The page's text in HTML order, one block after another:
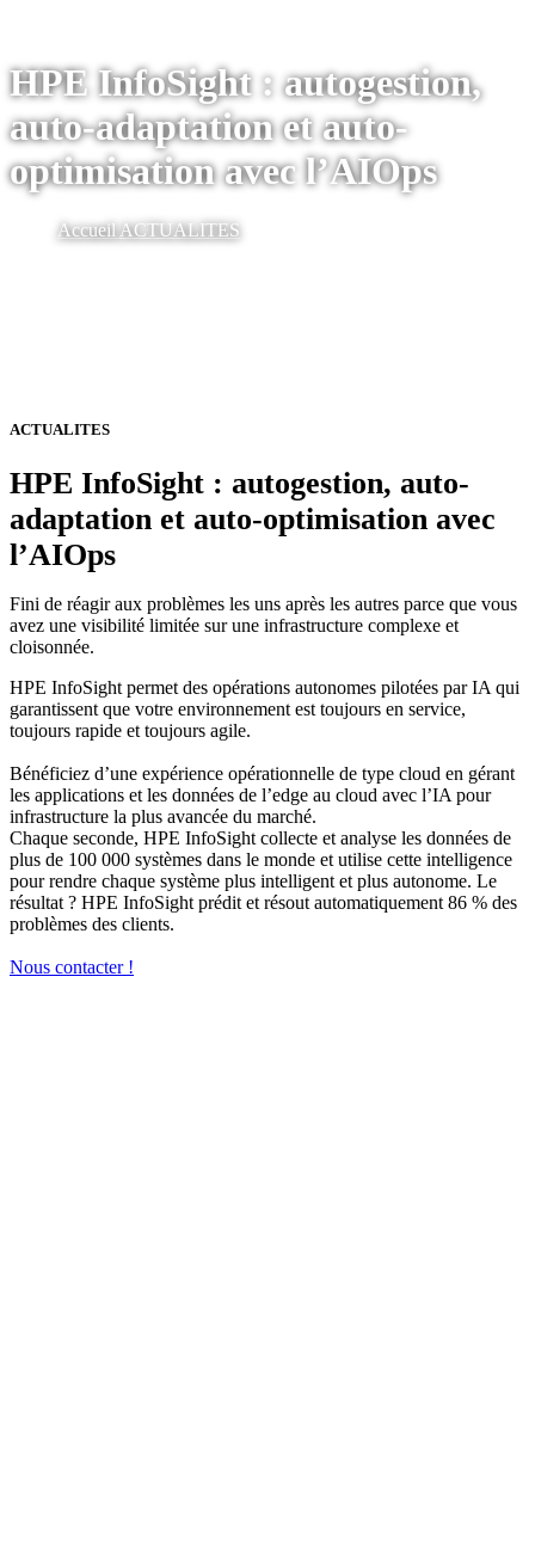
HPE InfoSight : autogestion,
auto-adaptation et auto-
optimisation avec l’AIOps
AccueilACTUALITES
ACTUALITES
HPE InfoSight : autogestion, auto-
adaptation et auto-optimisation avec
l’AIOps
Fini de réagir aux problèmes les uns après les autres parce que vous
avez une visibilité limitée sur une infrastructure complexe et
cloisonnée.
HPE InfoSight permet des opérations autonomes pilotées par IA qui
garantissent que votre environnement est toujours en service,
toujours rapide et toujours agile.
Bénéficiez d’une expérience opérationnelle de type cloud en gérant
les applications et les données de l’edge au cloud avec l’IA pour
infrastructure la plus avancée du marché.
Chaque seconde, HPE InfoSight collecte et analyse les données de
plus de 100 000 systèmes dans le monde et utilise cette intelligence
pour rendre chaque système plus intelligent et plus autonome. Le
résultat ? HPE InfoSight prédit et résout automatiquement 86 % des
problèmes des clients.
Nous contacter !